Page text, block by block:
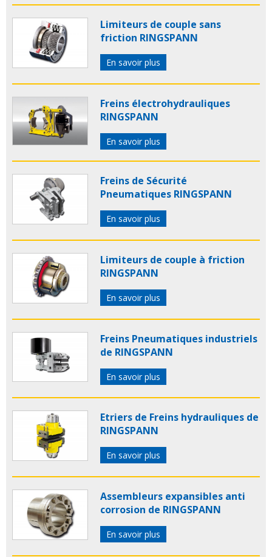
Limiteurs de couple sans
friction RINGSPANN
En savoir plus
Freins électrohydrauliques
RINGSPANN
En savoir plus
Freins de Sécurité
Pneumatiques RINGSPANN
En savoir plus
Limiteurs de couple à friction
RINGSPANN
En savoir plus
Freins Pneumatiques industriels
de RINGSPANN
En savoir plus
Etriers de Freins hydrauliques de
RINGSPANN
En savoir plus
Assembleurs expansibles anti
corrosion de RINGSPANN
En savoir plus